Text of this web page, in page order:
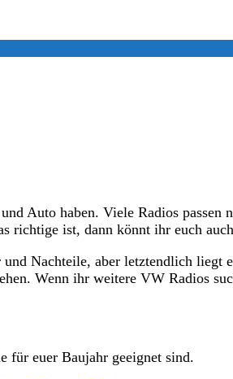
Auto haben. Viele Radios passen
richtige ist, dann könnt ihr euch
Nachteile, aber letztendlich liegt
Wenn ihr weitere VW Radios
für euer Baujahr geeignet sind.